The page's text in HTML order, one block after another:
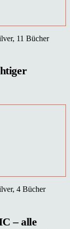
11 Bücher
4 Bücher
– alle